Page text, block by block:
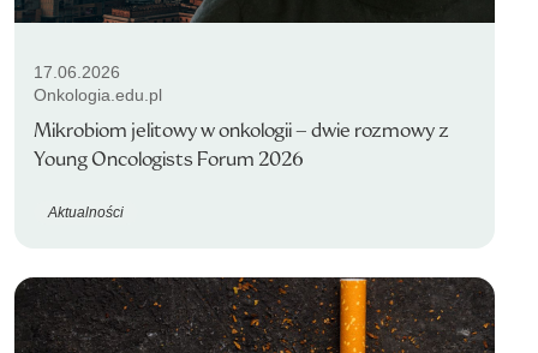
17.06.2026
Onkologia.edu.pl
Mikrobiom jelitowy w onkologii – dwie rozmowy z
Young Oncologists Forum 2026
Aktualności